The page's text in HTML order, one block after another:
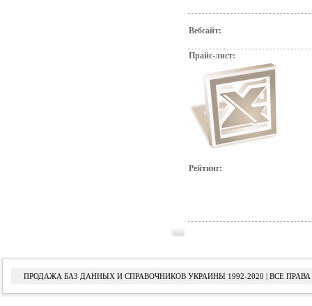
Вебсайт:
Прайс-лист:
Рейтинг:
ПРОДАЖА БАЗ ДАННЫХ И СПРАВОЧНИКОВ УКРАИНЫ 1992-2020 | ВСЕ